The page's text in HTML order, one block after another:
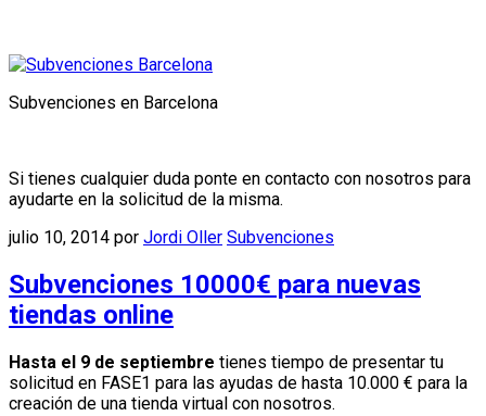
Subvenciones en Barcelona
Si tienes cualquier duda ponte en contacto con nosotros para
ayudarte en la solicitud de la misma.
julio 10, 2014 por Jordi Oller Subvenciones
Subvenciones 10000€ para nuevas
tiendas online
Hasta el 9 de septiembre tienes tiempo de presentar tu
solicitud en FASE1 para las ayudas de hasta 10.000 € para la
creación de una tienda virtual con nosotros.